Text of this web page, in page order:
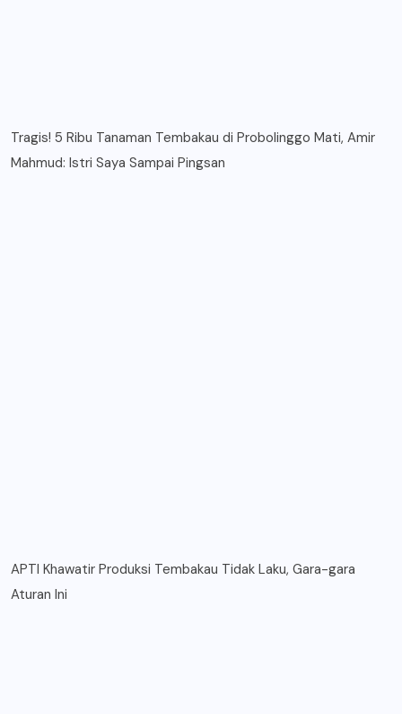
Tragis! 5 Ribu Tanaman Tembakau di Probolinggo Mati, Amir
Mahmud: Istri Saya Sampai Pingsan
APTI Khawatir Produksi Tembakau Tidak Laku, Gara-gara
Aturan Ini